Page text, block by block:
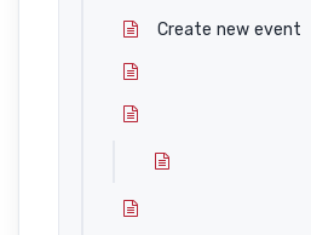
Create new event